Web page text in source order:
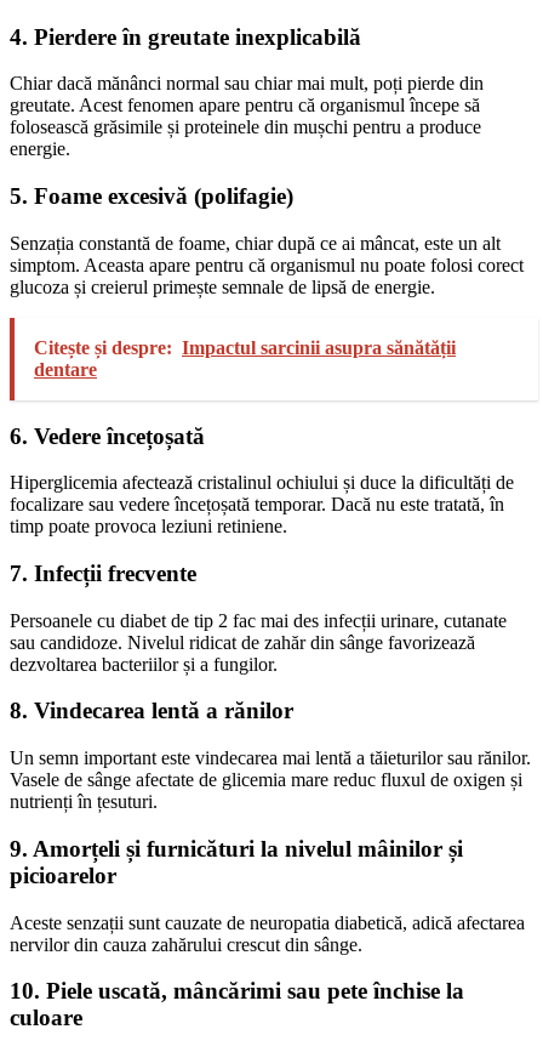
4. Pierdere în greutate inexplicabilă
Chiar dacă mănânci normal sau chiar mai mult, poți pierde din
greutate. Acest fenomen apare pentru că organismul începe să
folosească grăsimile și proteinele din mușchi pentru a produce
energie.
5. Foame excesivă (polifagie)
Senzația constantă de foame, chiar după ce ai mâncat, este un alt
simptom. Aceasta apare pentru că organismul nu poate folosi corect
glucoza și creierul primește semnale de lipsă de energie.
Citește și despre: Impactul sarcinii asupra sănătății
dentare
6. Vedere încețoșată
Hiperglicemia afectează cristalinul ochiului și duce la dificultăți de
focalizare sau vedere încețoșată temporar. Dacă nu este tratată, în
timp poate provoca leziuni retiniene.
7. Infecții frecvente
Persoanele cu diabet de tip 2 fac mai des infecții urinare, cutanate
sau candidoze. Nivelul ridicat de zahăr din sânge favorizează
dezvoltarea bacteriilor și a fungilor.
8. Vindecarea lentă a rănilor
Un semn important este vindecarea mai lentă a tăieturilor sau rănilor.
Vasele de sânge afectate de glicemia mare reduc fluxul de oxigen și
nutrienți în țesuturi.
9. Amorțeli și furnicături la nivelul mâinilor și
picioarelor
Aceste senzații sunt cauzate de neuropatia diabetică, adică afectarea
nervilor din cauza zahărului crescut din sânge.
10. Piele uscată, mâncărimi sau pete închise la
culoare